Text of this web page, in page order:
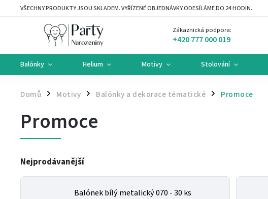
VŠECHNY PRODUKTY JSOU SKLADEM. VYŘÍZENÉ OBJEDNÁVKY ODESÍLÁME DO 24 HODIN.
Zákaznická podpora:
+420 777 000 019
Balónky Helium Motivy Stolování
Domů / Motivy / Balónky a dekorace tématické / Promoce
Promoce
Nejprodávanější
Balónek bílý metalický 070 - 30 ks